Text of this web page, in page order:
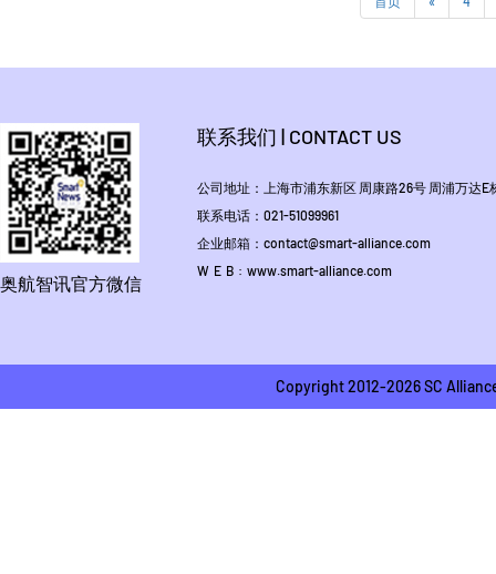
奥航智讯官方微信
联系我们 | CONTACT US
公司地址：上海市浦东新区 周康路26号 周浦万达E
联系电话：021-51099961
企业邮箱：contact@smart-alliance.com
W E B : www.smart-alliance.com
Copyright 2012-2026 SC